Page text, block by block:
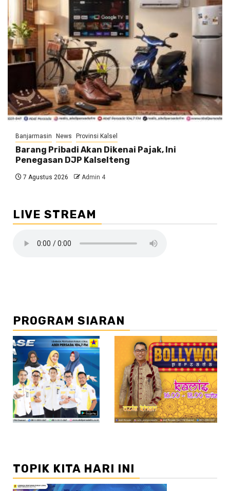
Banjarmasin News Provinsi Kalsel
Barang Pribadi Akan Dikenai Pajak, Ini
Penegasan DJP Kalselteng
7 Agustus 2026 Admin 4
LIVE STREAM
PROGRAM SIARAN
//2
TOPIK KITA HARI INI